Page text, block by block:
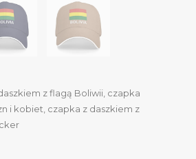
z flagą Boliwii, czapka
i kobiet, czapka z daszkiem z